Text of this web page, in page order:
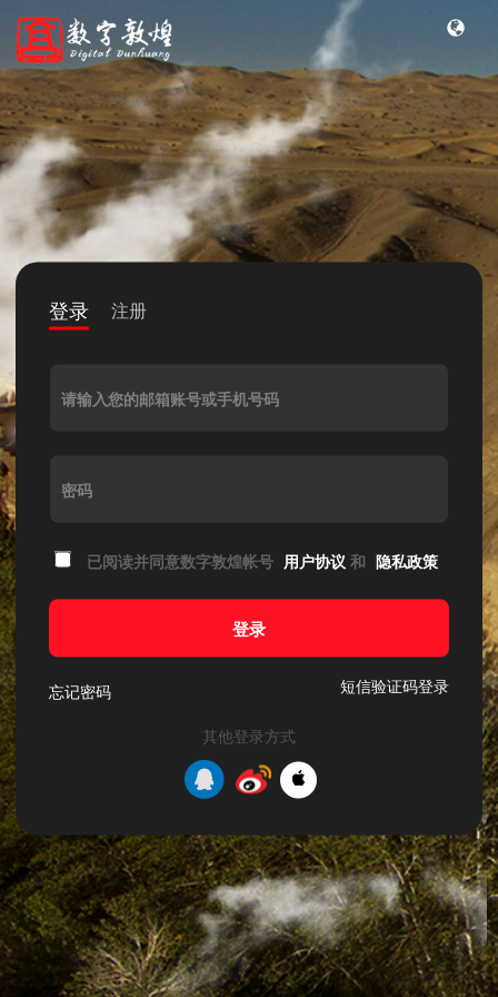
登录 注册
请输入您的邮箱账号或手机号码
密码
已阅读并同意数字敦煌帐号 用户协议 和 隐私政策
登录
忘记密码 短信验证码登录
其他登录方式